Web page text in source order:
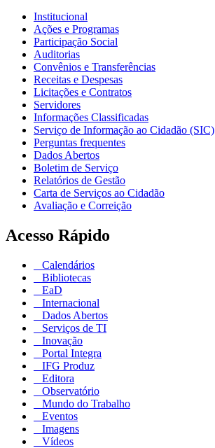
Institucional
Ações e Programas
Participação Social
Auditorias
Convênios e Transferências
Receitas e Despesas
Licitações e Contratos
Servidores
Informações Classificadas
Serviço de Informação ao Cidadão (SIC)
Perguntas frequentes
Dados Abertos
Boletim de Serviço
Relatórios de Gestão
Carta de Serviços ao Cidadão
Avaliação e Correição
Acesso Rápido
Calendários
Bibliotecas
EaD
Internacional
Dados Abertos
Serviços de TI
Inovação
Portal Integra
IFG Produz
Editora
Observatório
Mundo do Trabalho
Eventos
Imagens
Vídeos